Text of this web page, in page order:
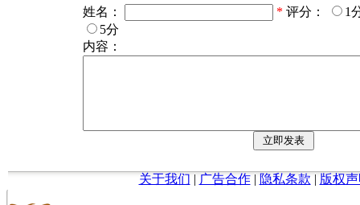
姓名：
* 评分：
1
5分
内容：
关于我们 | 广告合作| 隐私条款 | 版权